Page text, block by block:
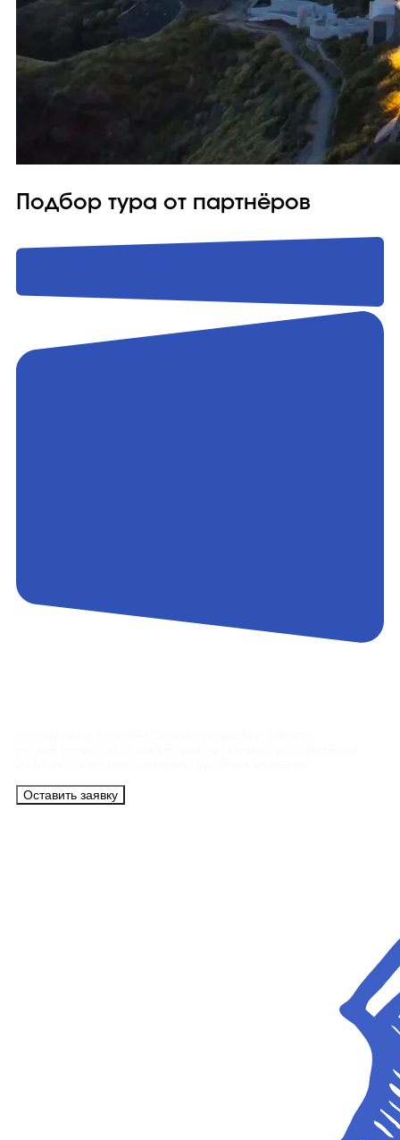
Подбор тура от партнёров
Оставить заявку